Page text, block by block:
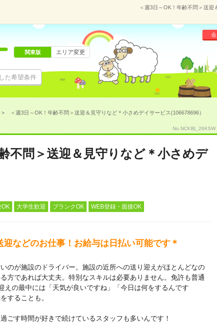
＜週3日～OK！年齢不問＞送迎
た希望条件
関東版 エリア変更
＜週3日～OK！年齢不問＞送迎＆見守りなど＊小さめデイサービス(106678696）
No.NCK柏_26KSW
不問＞送迎＆見守りなど＊小さめデ
大学生歓迎 ブランクOK WEB登録・面接OK
などのお仕事！お給与は日払い可能です＊
のが施設のドライバー。施設の近所への送り迎えがほとんどなの
方であれば大丈夫。特別なスキルは必要ありません。免許も普通
えの最中には「天気が良いですね」「今日は何をするんです
することも。
ごす時間が好きで続けているスタッフも多いんです！